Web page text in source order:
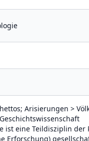
Arisierungen >
ist eine Teildisziplin der